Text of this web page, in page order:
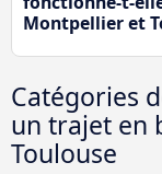
Montpellier et
Catégories
un trajet en
Toulouse